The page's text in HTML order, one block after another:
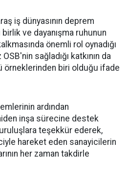
iş dünyasının deprem
ve dayanışma ruhunun
önemli rol oynadığı
sağladığı katkının da
örneklerinden biri olduğu ifade
ardından
inşa sürecine destek
teşekkür ederek,
hareket eden sanayicilerin
her zaman takdirle